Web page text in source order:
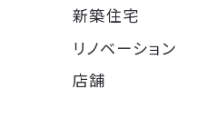
新築住宅
リノベーション
店舗